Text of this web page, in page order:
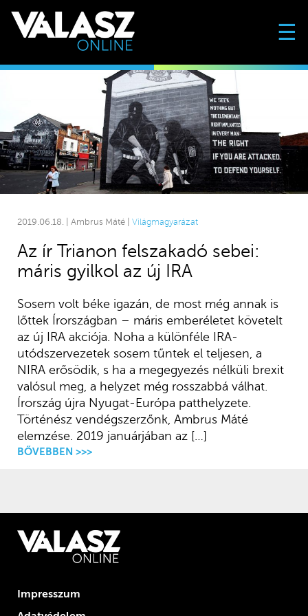
☰
2019.06.18. | Ambrus Máté | Világmagyarázat
Az ír Trianon felszakadó sebei:
máris gyilkol az új IRA
Sosem volt béke igazán, de most még annak is
lőttek Írországban – máris emberéletet követelt
az új IRA akciója. Noha a különféle IRA-
utódszervezetek sosem tűntek el teljesen, a
NIRA erősödik, s ha a megegyezés nélküli brexit
valósul meg, a helyzet még rosszabbá válhat.
Írország újra Nyugat-Európa patthelyzete.
Történész vendégszerzőnk, Ambrus Máté
elemzése. 2019 januárjában az […]
BŐVEBBEN >>>
Impresszum